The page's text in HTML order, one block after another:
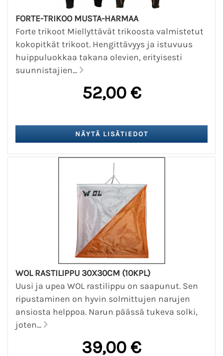
FORTE-TRIKOO MUSTA-HARMAA
Forte trikoot Miellyttävät trikoosta valmistetut
kokopitkät trikoot. Hengittävyys ja istuvuus
huippuluokkaa takana olevien, erityisesti
suunnistajien...
52,00 €
WOL RASTILIPPU 30X30CM (10KPL)
Uusi ja upea WOL rastilippu on saapunut. Sen
ripustaminen on hyvin solmittujen narujen
ansiosta helppoa. Narun päässä tukeva solki,
joten...
39,00 €